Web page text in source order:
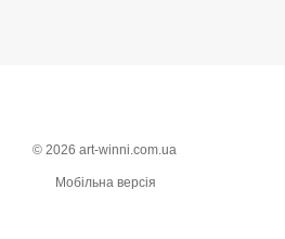
© 2026 art-winni.com.ua
Мобільна версія